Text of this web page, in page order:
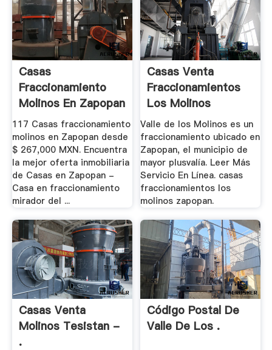
Casas
Fraccionamiento
Molinos En Zapopan
- .
117 Casas fraccionamiento
molinos en Zapopan desde
$ 267,000 MXN. Encuentra
la mejor oferta inmobiliaria
de Casas en Zapopan -
Casa en fraccionamiento
mirador del ...
Casas Venta
Fraccionamientos
Los Molinos
Zapopan
Valle de los Molinos es un
fraccionamiento ubicado en
Zapopan, el municipio de
mayor plusvalía. Leer Más
Servicio En Línea. casas
fraccionamientos los
molinos zapopan.
Casas Venta
Molinos Tesistan -
.
Código Postal De
Valle De Los .